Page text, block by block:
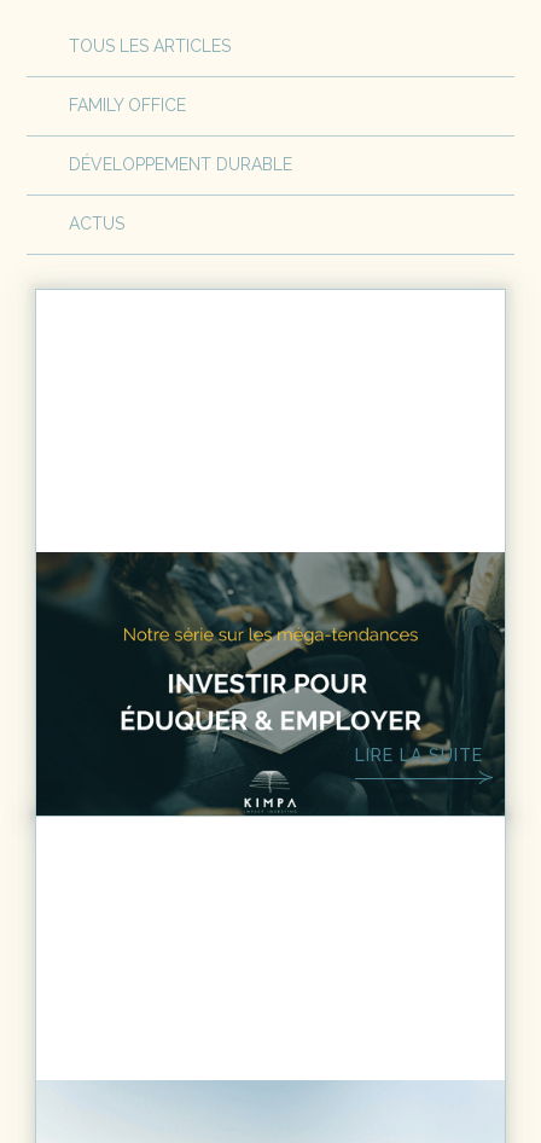
TOUS LES ARTICLES
FAMILY OFFICE
DÉVELOPPEMENT DURABLE
ACTUS
DÉVELOPPEMENT DURABLE 6 MIN.
Méga-tendances - Investir pour
éduquer et employer
LIRE LA SUITE